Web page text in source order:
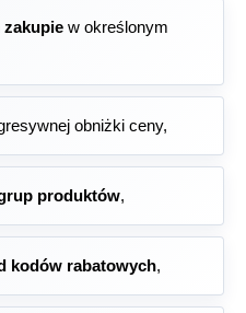
w określonym
obniżki ceny,
produktów,
kodów rabatowych,